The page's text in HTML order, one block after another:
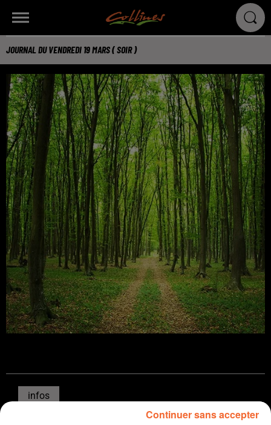
JOURNAL DU VENDREDI 19 MARS ( SOIR )
infos
Continuer sans accepter